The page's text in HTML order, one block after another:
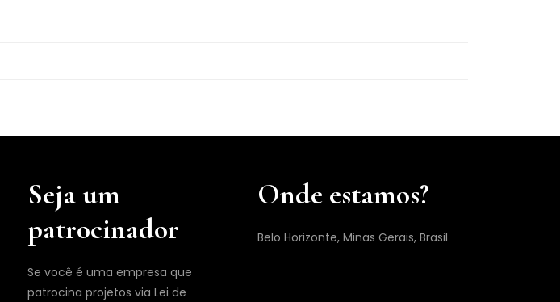
Seja um
patrocinador
Se você é uma empresa que
patrocina projetos via Lei de
Onde estamos?
Belo Horizonte, Minas Gerais, Brasil